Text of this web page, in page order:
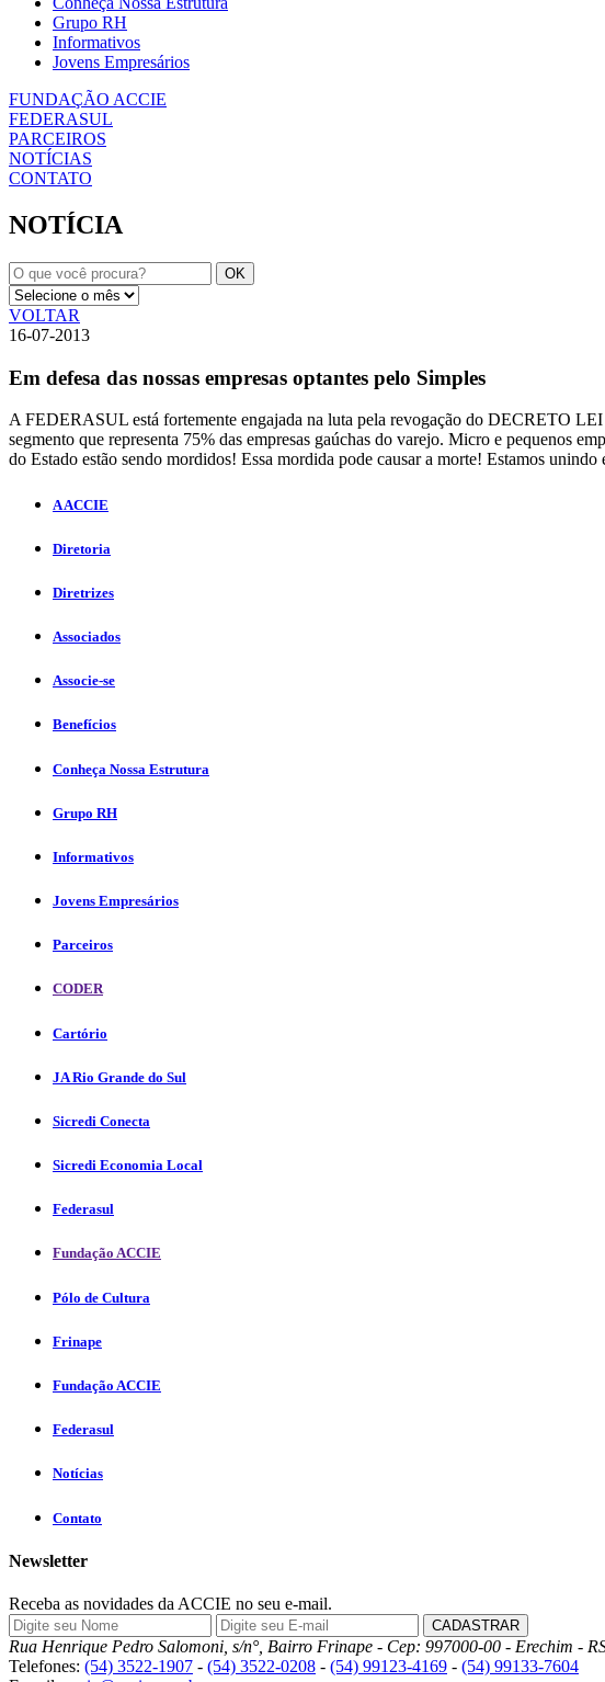
Grupo RH
Informativos
Jovens Empresários
FUNDAÇÃO ACCIE
FEDERASUL
PARCEIROS
NOTÍCIAS
CONTATO
NOTÍCIA
VOLTAR
16-07-2013
Em defesa das nossas empresas optantes pelo Simples
A FEDERASUL está fortemente engajada na luta pela revogação do DECRETO
segmento que representa 75% das empresas gaúchas do varejo. Micro e pequenos
do Estado estão sendo mordidos! Essa mordida pode causar a morte! Estamos
A ACCIE
Diretoria
Diretrizes
Associados
Associe-se
Benefícios
Conheça Nossa Estrutura
Grupo RH
Informativos
Jovens Empresários
Parceiros
CODER
Cartório
JA Rio Grande do Sul
Sicredi Conecta
Sicredi Economia Local
Federasul
Fundação ACCIE
Pólo de Cultura
Frinape
Fundação ACCIE
Federasul
Notícias
Contato
Newsletter
Receba as novidades da ACCIE no seu e-mail.
Rua Henrique Pedro Salomoni, s/n°, Bairro Frinape - Cep: 997000-00 - Erechim -
Telefones: (54) 3522-1907 - (54) 3522-0208 - (54) 99123-4169 - (54) 99133-7604